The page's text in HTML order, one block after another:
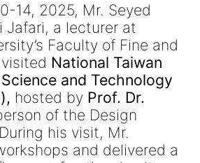
14, 2025, Mr. Seyed
Jafari, a lecturer at
Faculty of Fine and
National Taiwan
and Technology
, hosted by Prof. Dr.
of the Design
his visit, Mr.
and delivered a